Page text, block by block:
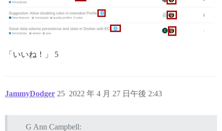
「いいね！」 5
JammyDodger 2022 年 4 月 27 日午後 2:43
25
G Ann Campbell: